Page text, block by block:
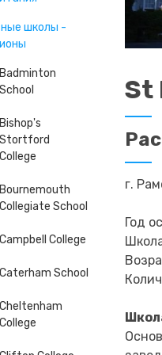
школы -
Badminton
School
Bishop's
Stortford
College
Bournemouth
Collegiate School
Campbell College
Caterham School
Cheltenham
College
St
г.
Год